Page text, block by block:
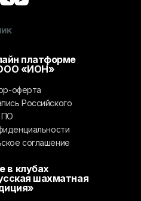
платформе
«ИОН»
оферта
Российского
ПО
соглашение
в клубах
шахматная